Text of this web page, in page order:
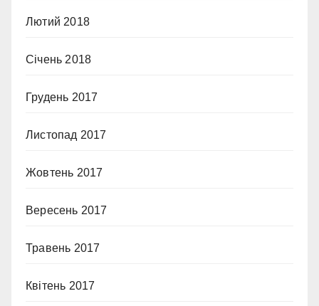
Лютий 2018
Січень 2018
Грудень 2017
Листопад 2017
Жовтень 2017
Вересень 2017
Травень 2017
Квітень 2017